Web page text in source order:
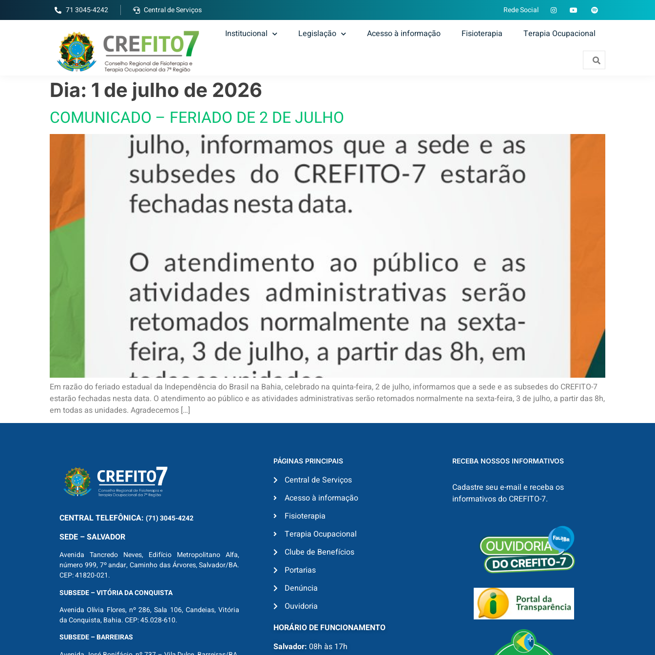
71 3045-4242 Central de Serviços Rede Social
Institucional Legislação Acesso à informação Fisioterapia Terapia Ocupacional
Dia: 1 de julho de 2026
COMUNICADO – FERIADO DE 2 DE JULHO
Em razão do feriado estadual da Independência do Brasil na Bahia, celebrado na quinta-feira, 2 de julho, informamos que a sede e as subsedes do CREFITO-7
estarão fechadas nesta data. O atendimento ao público e as atividades administrativas serão retomados normalmente na sexta-feira, 3 de julho, a partir das 8h,
em todas as unidades. Agradecemos […]
CENTRALTELEFÔNICA: (71) 3045-4242
SEDE – SALVADOR
Avenida Tancredo Neves, Edifício Metropolitano Alfa,
número 999, 7º andar, Caminho das Árvores, Salvador/BA.
CEP: 41820-021.
SUBSEDE – VITÓRIA DA CONQUISTA
Avenida Olívia Flores, nº 286, Sala 106, Candeias, Vitória
da Conquista, Bahia. CEP: 45.028-610.
SUBSEDE – BARREIRAS
PÁGINAS PRINCIPAIS
Central de Serviços
Acesso à informação
Fisioterapia
Terapia Ocupacional
Clube de Benefícios
Portarias
Denúncia
Ouvidoria
HORÁRIO DE FUNCIONAMENTO
Salvador: 08h às 17h
RECEBA NOSSOS INFORMATIVOS
Cadastre seu e-mail e receba os
informativos do CREFITO-7.